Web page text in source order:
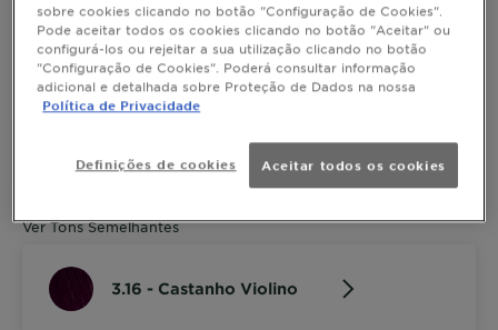
OLIA
3.16 - Castanho Violino
SIMULAR COR
Ver Tons Semelhantes
3.16 - Castanho Violino
sobre cookies clicando no botão "Configuração de Cookies".
Pode aceitar todos os cookies clicando no botão "Aceitar" ou
configurá-los ou rejeitar a sua utilização clicando no botão
"Configuração de Cookies". Poderá consultar informação
adicional e detalhada sobre Proteção de Dados na nossa
Política de Privacidade
Definições de cookies Aceitar todos os cookies